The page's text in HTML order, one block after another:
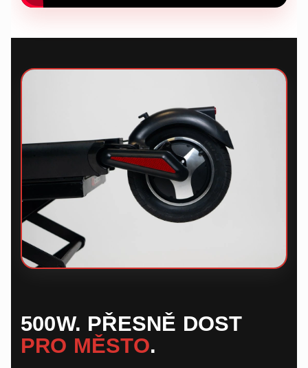
500W. PŘESNĚ DOST
PRO MĚSTO.